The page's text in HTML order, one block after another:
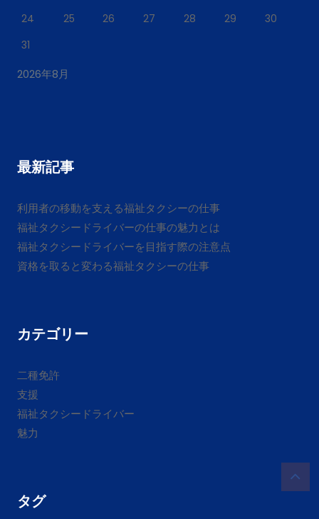
2026年8月
24
25 26 27 28 29
30
31
最新記事
利用者の移動を支える福祉タクシーの仕事
福祉タクシードライバーの仕事の魅力とは
福祉タクシードライバーを目指す際の注意点
資格を取ると変わる福祉タクシーの仕事
カテゴリー
二種免許
支援
福祉タクシードライバー
魅力
タグ